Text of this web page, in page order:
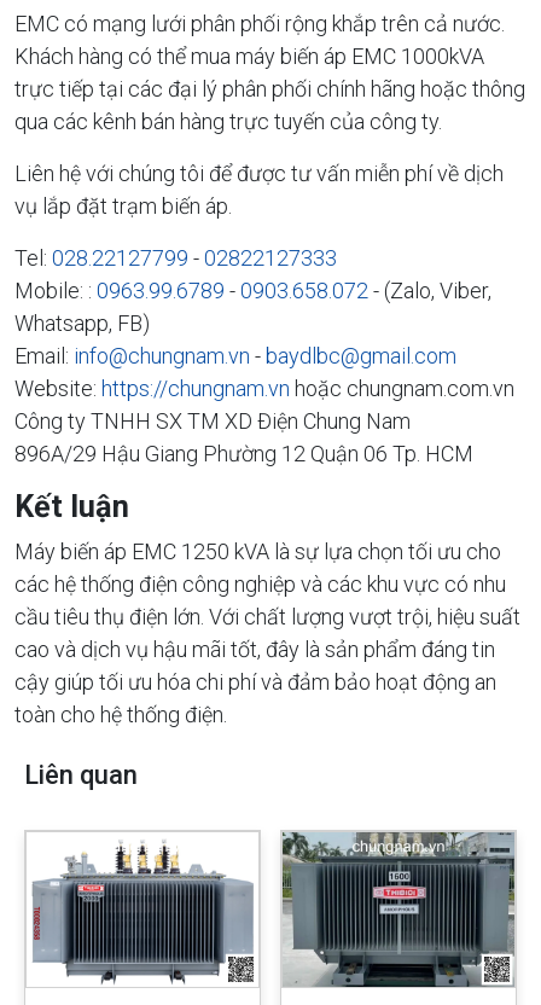
EMC có mạng lưới phân phối rộng khắp trên cả nước.
Khách hàng có thể mua máy biến áp EMC 1000kVA
trực tiếp tại các đại lý phân phối chính hãng hoặc thông
qua các kênh bán hàng trực tuyến của công ty.
Liên hệ với chúng tôi để được tư vấn miễn phí về dịch
vụ lắp đặt trạm biến áp.
Tel: 028.22127799 -02822127333
Mobile: : 0963.99.6789 -0903.658.072 - (Zalo, Viber,
Whatsapp, FB)
Email: info@chungnam.vn -baydlbc@gmail.com
Website: https://chungnam.vn hoặc chungnam.com.vn
Công ty TNHH SX TM XD Điện Chung Nam
896A/29 Hậu Giang Phường 12 Quận 06 Tp. HCM
Kết luận
Máy biến áp EMC 1250 kVA là sự lựa chọn tối ưu cho
các hệ thống điện công nghiệp và các khu vực có nhu
cầu tiêu thụ điện lớn. Với chất lượng vượt trội, hiệu suất
cao và dịch vụ hậu mãi tốt, đây là sản phẩm đáng tin
cậy giúp tối ưu hóa chi phí và đảm bảo hoạt động an
toàn cho hệ thống điện.
Liên quan